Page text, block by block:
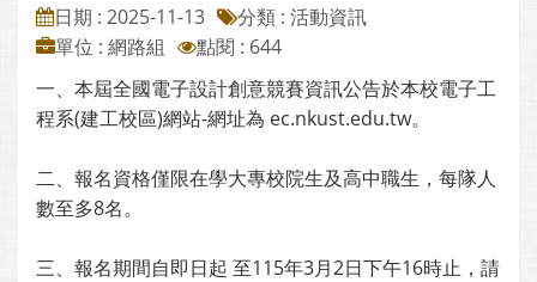
日期 : 2025-11-13
分類 : 活動資訊
單位 : 網路組
點閱 : 644
一、本屆全國電子設計創意競賽資訊公告於本校電子工
程系(建工校區)網站-網址為 ec.nkust.edu.tw。
二、報名資格僅限在學大專校院生及高中職生，每隊人
數至多8名。
三、報名期間自即日起 至115年3月2日下午16時止，請